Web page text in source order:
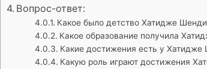
Вопрос-ответ:
Какое было детство Хатидже
Какое образование получила
Какие достижения есть у
Какую роль играют достижения